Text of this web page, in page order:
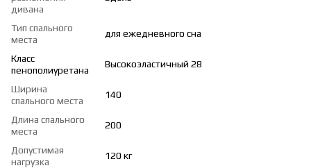
дивана
Тип спального
места
для ежедневного сна
Класс
пенополиуретана
Высокоэластичный 28
Ширина
спального места
140
Длина спального
места
200
Допустимая
нагрузка
120 кг